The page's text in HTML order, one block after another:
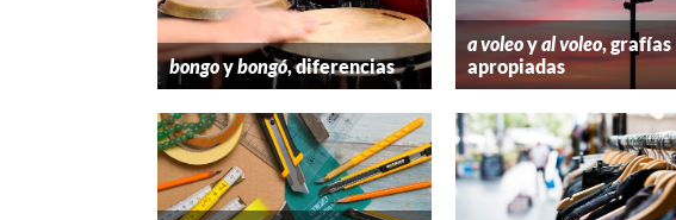
bongoybongó, diferencias
a voleoyal voleo, grafías
apropiadas